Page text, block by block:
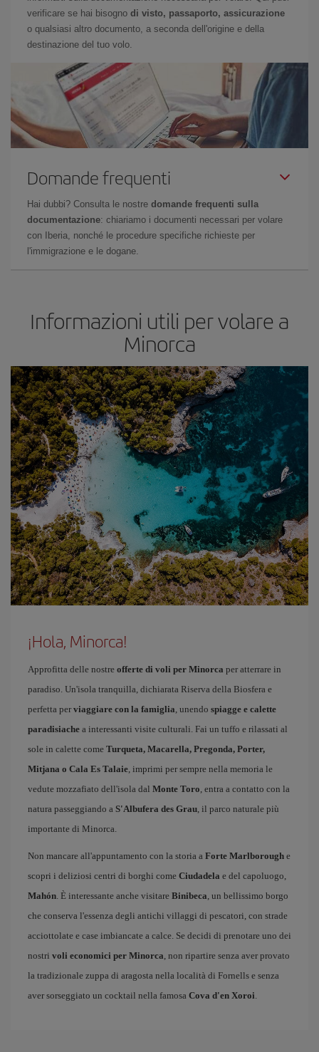
verificare se hai bisogno di visto, passaporto, assicurazione
o qualsiasi altro documento, a seconda dell'origine e della
destinazione del tuo volo.
Domande frequenti
Hai dubbi? Consulta le nostre domande frequenti sulla
documentazione: chiariamo i documenti necessari per volare
con Iberia, nonché le procedure specifiche richieste per
l'immigrazione e le dogane.
Informazioni utili per volare a
Minorca
¡Hola, Minorca!
Approfitta delle nostre offerte di voli per Minorca per atterrare in
paradiso. Un'isola tranquilla, dichiarata Riserva della Biosfera e
perfetta per viaggiare con la famiglia, unendo spiagge e calette
paradisiache a interessanti visite culturali. Fai un tuffo e rilassati al
sole in calette come Turqueta, Macarella, Pregonda, Porter,
Mitjana o Cala Es Talaie, imprimi per sempre nella memoria le
vedute mozzafiato dell'isola dal Monte Toro, entra a contatto con la
natura passeggiando a S'Albufera des Grau, il parco naturale più
importante di Minorca.
Non mancare all'appuntamento con la storia a Forte Marlborough e
scopri i deliziosi centri di borghi come Ciudadela e del capoluogo,
Mahón. È interessante anche visitare Binibeca, un bellissimo borgo
che conserva l'essenza degli antichi villaggi di pescatori, con strade
acciottolate e case imbiancate a calce. Se decidi di prenotare uno dei
nostri voli economici per Minorca, non ripartire senza aver provato
la tradizionale zuppa di aragosta nella località di Fornells e senza
aver sorseggiato un cocktail nella famosa Cova d'en Xoroi.